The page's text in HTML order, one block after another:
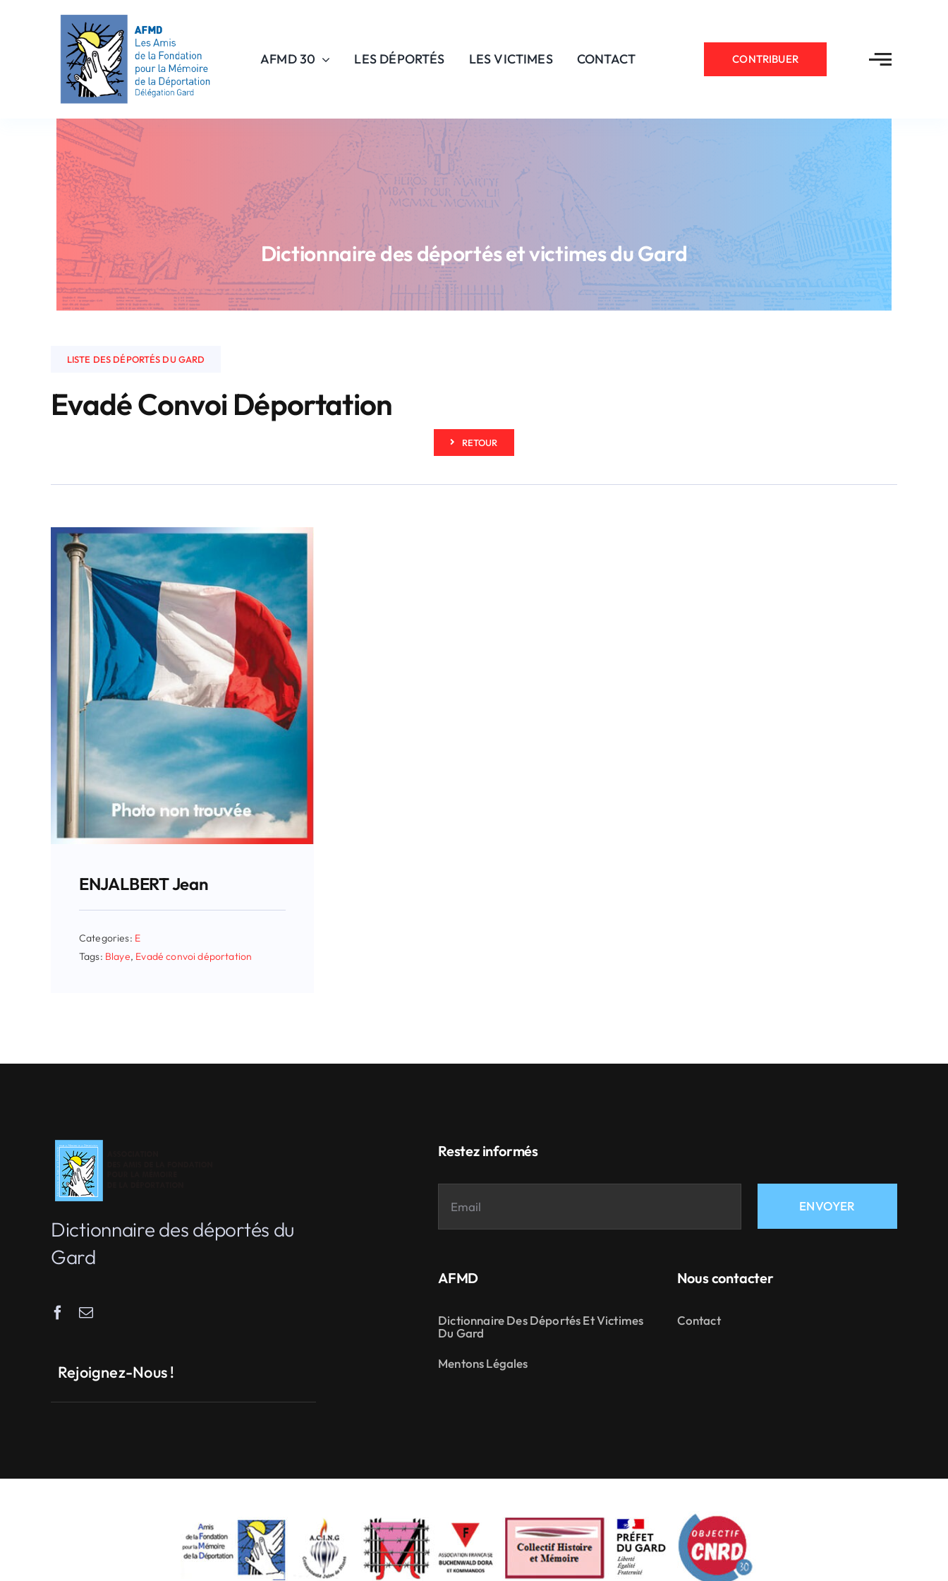
AFMD 30 LES DÉPORTÉS LES VICTIMES CONTACT CONTRIBUER
Dictionnaire des déportés et victimes du Gard
LISTE DES DÉPORTÉS DU GARD
Evadé Convoi Déportation
RETOUR
ENJALBERT Jean
Categories: E
Tags: Blaye, Evadé convoi déportation
Dictionnaire des déportés du
Gard
Rejoignez-Nous !
Restez informés
ENVOYER
AFMD
Dictionnaire Des Déportés Et Victimes
Du Gard
Mentons Légales
Nous contacter
Contact